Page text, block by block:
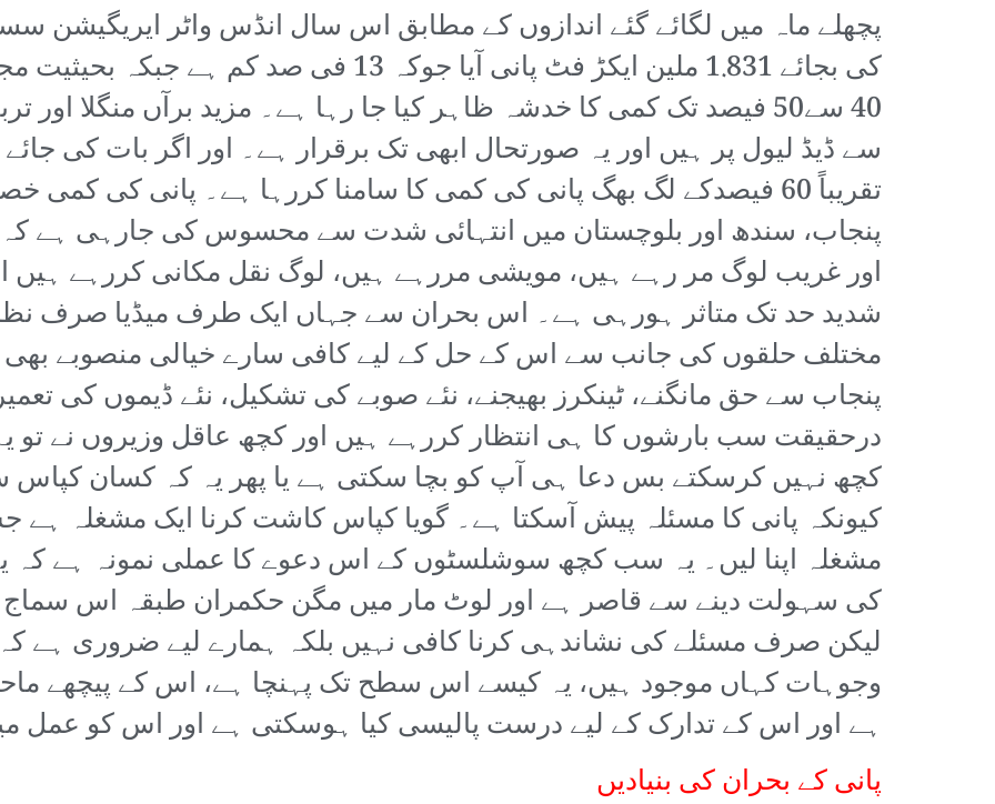
کی بجائے 1.831 ملین ایکڑ فٹ پانی آیا جوکہ 13
40 سے50 فیصد تک کمی کا خدشہ ظاہر کیا جا رہا ہے۔ مزید برآں منگلا اور
سے ڈیڈ لیول پر ہیں اور یہ صورتحال ابھی تک برقرار ہے۔ اور اگر بات کی
تقریباً 60 فیصدکے لگ بھگ پانی کی کمی کا سامنا کررہا ہے۔ پانی کی
پنجاب، سندھ اور بلوچستان میں انتہائی شدت سے محسوس کی جارہی ہے
اور غریب لوگ مر رہے ہیں، مویشی مررہے ہیں، لوگ نقل مکانی کررہے
شدید حد تک متاثر ہورہی ہے۔ اس بحران سے جہاں ایک طرف میڈیا صرف
مختلف حلقوں کی جانب سے اس کے حل کے لیے کافی سارے خیالی منصوبے بھی
پنجاب سے حق مانگنے، ٹینکرز بھیجنے، نئے صوبے کی تشکیل، نئے ڈیموں کی
درحقیقت سب بارشوں کا ہی انتظار کررہے ہیں اور کچھ عاقل وزیروں نے
کچھ نہیں کرسکتے بس دعا ہی آپ کو بچا سکتی ہے یا پھر یہ کہ کسان
کیونکہ پانی کا مسئلہ پیش آسکتا ہے۔ گویا کپاس کاشت کرنا ایک مشغلہ
مشغلہ اپنا لیں۔ یہ سب کچھ سوشلسٹوں کے اس دعوے کا عملی نمونہ ہے
کی سہولت دینے سے قاصر ہے اور لوٹ مار میں مگن حکمران طبقہ اس سماج
لیکن صرف مسئلے کی نشاندہی کرنا کافی نہیں بلکہ ہمارے لیے ضروری ہے
وجوہات کہاں موجود ہیں، یہ کیسے اس سطح تک پہنچا ہے، اس کے پیچھے
ہے اور اس کے تدارک کے لیے درست پالیسی کیا ہوسکتی ہے اور اس کو عمل
پانی کے بحران کی بنیادیں